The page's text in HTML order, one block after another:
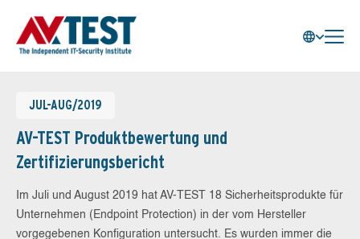
JUL-AUG/2019
AV-TEST Produktbewertung und
Zertifizierungsbericht
Im Juli und August 2019 hat AV-TEST 18 Sicherheitsprodukte für
Unternehmen (Endpoint Protection) in der vom Hersteller
vorgegebenen Konfiguration untersucht. Es wurden immer die